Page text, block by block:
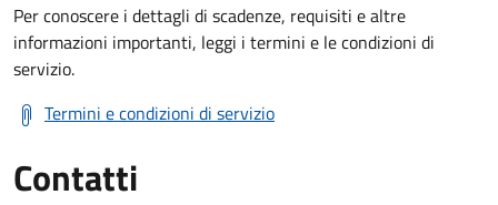
Per conoscere i dettagli di scadenze, requisiti e altre
informazioni importanti, leggi i termini e le condizioni di
servizio.
Termini e condizioni di servizio
Contatti